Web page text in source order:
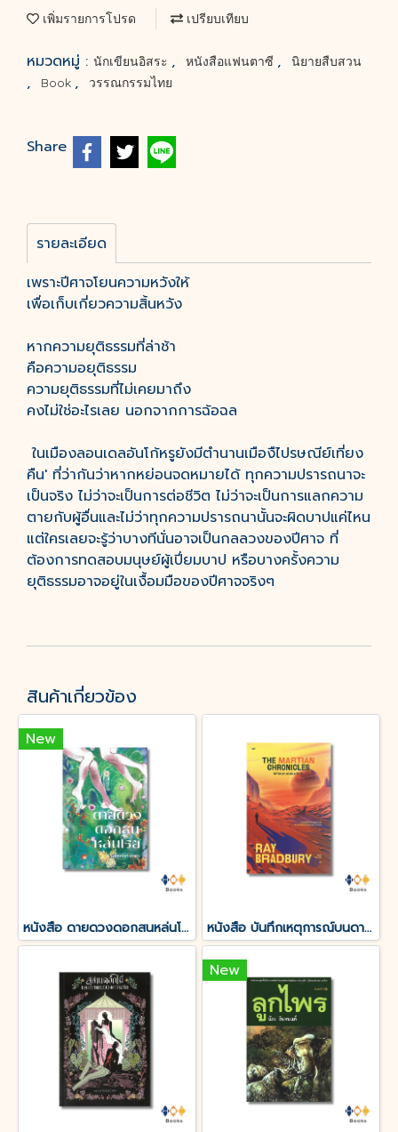
เพิ่มรายการโปรด เปรียบเทียบ
หมวดหมู่ : นักเขียนอิสระ , หนังสือแฟนตาซี , นิยายสืบสวน
, Book , วรรณกรรมไทย
Share
รายละเอียด
เพราะปีศาจโยนความหวังให้
เพื่อเก็บเกี่ยวความสิ้นหวัง
หากความยุติธรรมที่ล่าช้า
คือความอยุติธรรม
ความยุติธรรมที่ไม่เคยมาถึง
คงไม่ใช่อะไรเลย นอกจากการฉ้อฉล
ในเมืองลอนเดลอันโก้หรูยังมีตำนานเมืองืไปรษณีย์เที่ยง
คืน' ที่ว่ากันว่าหากหย่อนจดหมายได้ ทุกความปรารถนาจะ
เป็นจริง ไม่ว่าจะเป็นการต่อชีวิต ไม่ว่าจะเป็นการแลกความ
ตายกับผู้อื่นและไม่ว่าทุกความปรารถนานั้นจะผิดบาปแค่ไหน
แต่ใครเลยจะรู้ว่าบางทีนั่นอาจเป็นกลลวงของปีศาจ ที่
ต้องการทดสอบมนุษย์ผู้เปี่ยมบาป หรือบางครั้งความ
ยุติธรรมอาจอยู่ในเงื้อมมือของปีศาจจริงๆ
สินค้าเกี่ยวข้อง
New
หนังสือ ดายดวงดอกสนหล่นโรย หนังสือ บันทึกเหตุการณ์บนดาวอังคาร THE MARTIAN CHRONICLES
New